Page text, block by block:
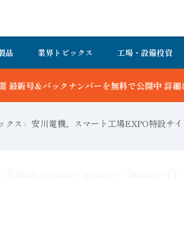
品 業界トピックス 工場・設備投資
詳細はこちら
クス 安川電機、スマート工場EXPO特設サ